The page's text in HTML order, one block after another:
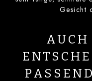
Gesicht
AUCH